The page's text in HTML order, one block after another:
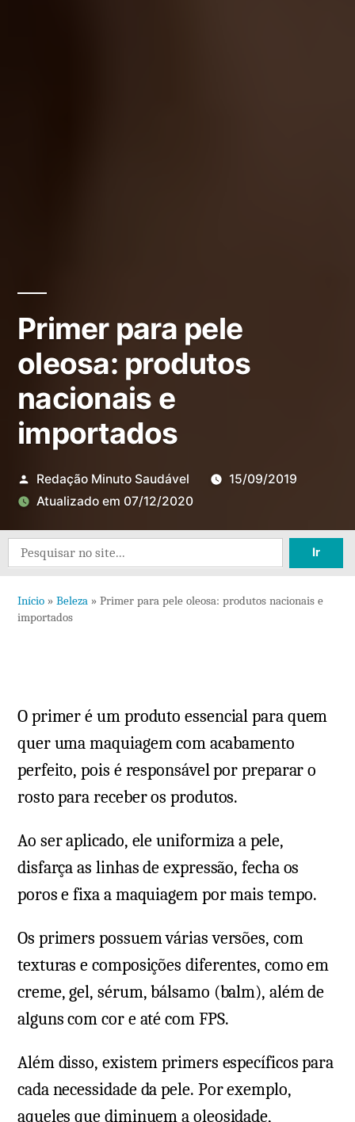
Primer para pele
oleosa: produtos
nacionais e
importados
Redação Minuto Saudável
15/09/2019
Atualizado em 07/12/2020
Deixe
em
produtos
nacionais
importados
Search
for:
Início » Beleza » Primer para pele oleosa: produtos nacionais e
importados
O primer é um produto essencial para quem
quer uma maquiagem com acabamento
perfeito, pois é responsável por preparar o
rosto para receber os produtos.
Ao ser aplicado, ele uniformiza a pele,
disfarça as linhas de expressão, fecha os
poros e fixa a maquiagem por mais tempo.
Os primers possuem várias versões, com
texturas e composições diferentes, como em
creme, gel, sérum, bálsamo (balm), além de
alguns com cor e até com FPS.
Além disso, existem primers específicos para
cada necessidade da pele. Por exemplo,
aqueles que diminuem a oleosidade,